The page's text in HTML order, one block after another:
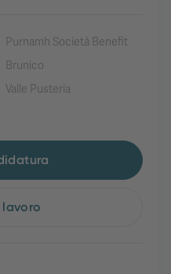
Purnamh Società Benefit
Brunico
Valle Pusteria